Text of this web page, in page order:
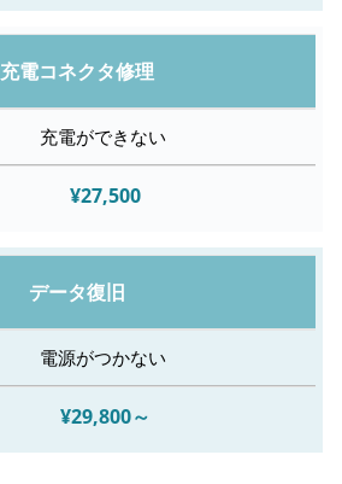
充電コネクタ修理
充電ができない
¥27,500
データ復旧
電源がつかない
¥29,800～